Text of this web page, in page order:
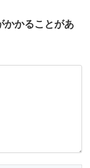
かることがあ